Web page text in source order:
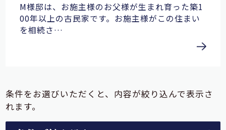
M様邸は、お施主様のお父様が生まれ育った築1
00年以上の古民家です。お施主様がこの住まい
を相続さ…
条件をお選びいただくと、内容が絞り込んで表示さ
れます。